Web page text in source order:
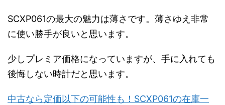
SCXP061の最大の魅力は薄さです。薄さゆえ非常
に使い勝手が良いと思います。
少しプレミア価格になっていますが、手に入れても
後悔しない時計だと思います。
中古なら定価以下の可能性も！SCXP061の在庫一